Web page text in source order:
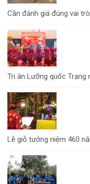
Cần đánh giá đúng vai
Tri ân Lưỡng quốc Trạng
Lễ giỗ tưởng niệm 460